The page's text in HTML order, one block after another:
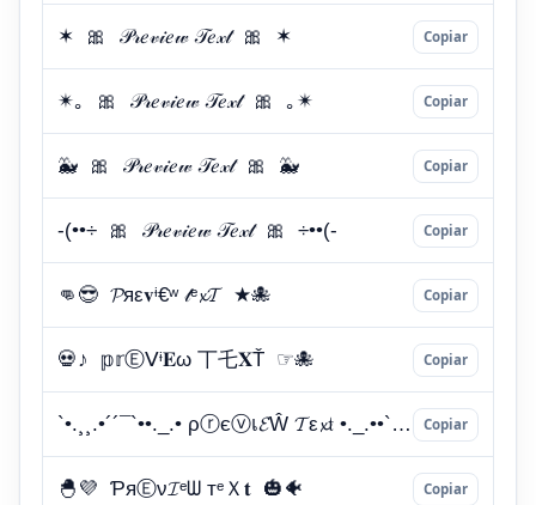
Copiar
Copiar
Copiar
Copiar
Copiar
Copiar
Copiar
Copiar